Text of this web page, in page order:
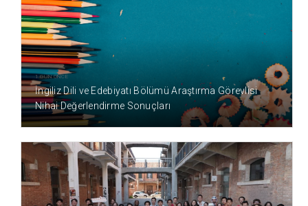
1 GÜN ÖNCE
İngiliz Dili ve Edebiyatı Bölümü Araştırma Görevlisi
Nihai Değerlendirme Sonuçları